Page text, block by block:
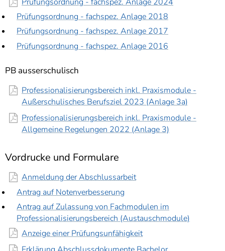
Prüfungsordnung - fachspez. Anlage 2018
Prüfungsordnung - fachspez. Anlage 2017
Prüfungsordnung - fachspez. Anlage 2016
PB ausserschulisch
Professionalisierungsbereich inkl. Praxismodule -
Außerschulisches Berufsziel 2023 (Anlage 3a)
Professionalisierungsbereich inkl. Praxismodule -
Allgemeine Regelungen 2022 (Anlage 3)
Vordrucke und Formulare
Anmeldung der Abschlussarbeit
Antrag auf Notenverbesserung
Antrag auf Zulassung von Fachmodulen im
Professionalisierungsbereich (Austauschmodule)
Anzeige einer Prüfungsunfähigkeit